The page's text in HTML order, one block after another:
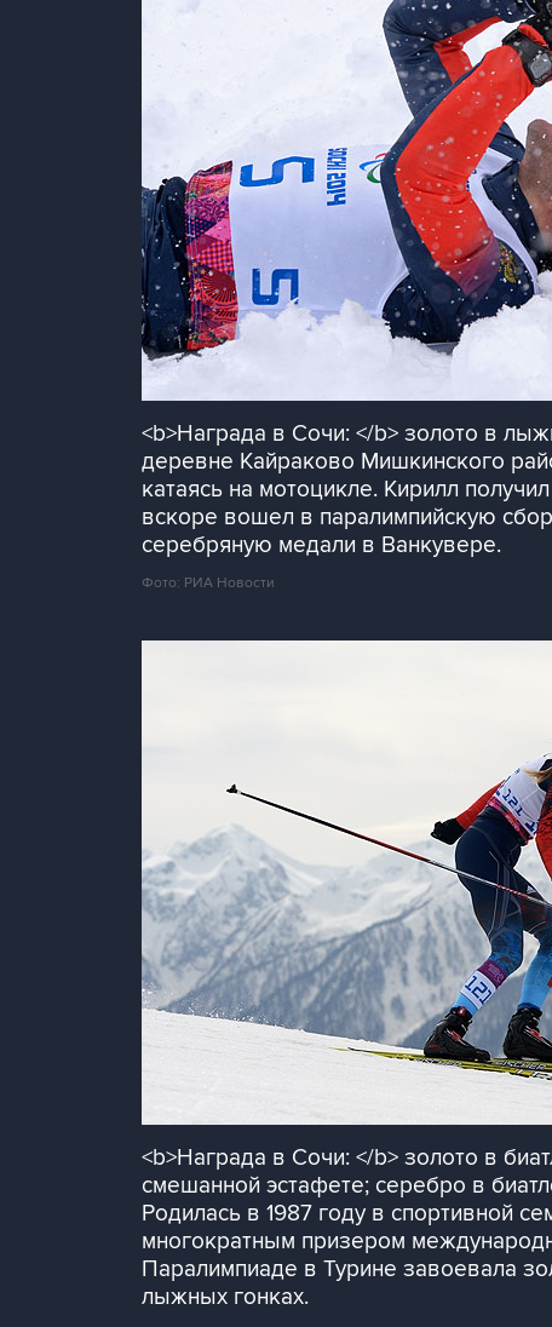
<b>Награда в Сочи: </b> золото в
деревне Кайраково Мишкинского
катаясь на мотоцикле. Кирилл
вскоре вошел в паралимпийскую
серебряную медали в Ванкувере.
Фото: РИА Новости
<b>Награда в Сочи: </b> золото в
смешанной эстафете; серебро в
Родилась в 1987 году в спортивной
многократным призером
Паралимпиаде в Турине завоевала
лыжных гонках.